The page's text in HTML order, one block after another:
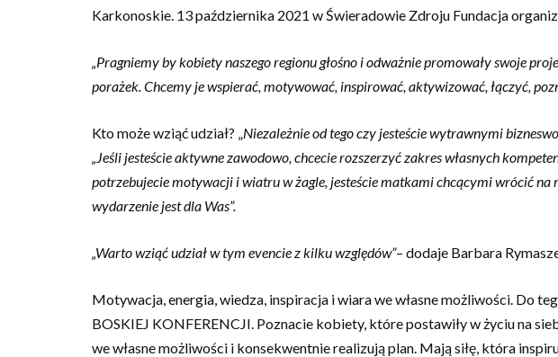
Karkonoskie. 13 października 2021 w Świeradowie Zdroju Fundacja
„Pragniemy by kobiety naszego regionu głośno i odważnie promowały swoje
porażek. Chcemy je wspierać, motywować, inspirować, aktywizować, łączyć,
Kto może wziąć udział? „Niezależnie od tego czy jesteście wytrawnymi
„Jeśli jesteście aktywne zawodowo, chcecie rozszerzyć zakres własnych
potrzebujecie motywacji i wiatru w żagle, jesteście matkami chcącymi wrócić
wydarzenie jest dla Was”.
„Warto wziąć udział w tym evencie z kilku względów”– dodaje Barbara
Motywacja, energia, wiedza, inspiracja i wiara we własne możliwości. Do
BOSKIEJ KONFERENCJI. Poznacie kobiety, które postawiły w życiu na
we własne możliwości i konsekwentnie realizują plan. Mają siłę, która